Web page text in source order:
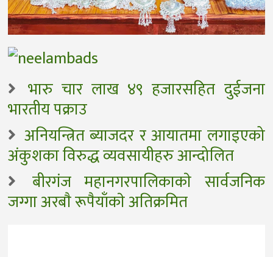
भारु चार लाख ४९ हजारसहित दुईजना
भारतीय पक्राउ
अनियन्त्रित ब्याजदर र आयातमा लगाइएको
अंकुशका विरुद्ध व्यवसायीहरु आन्दोलित
बीरगंज महानगरपालिकाकाे सार्वजनिक
जग्गा अरबाै रूपैयाँकाे अतिक्रमित